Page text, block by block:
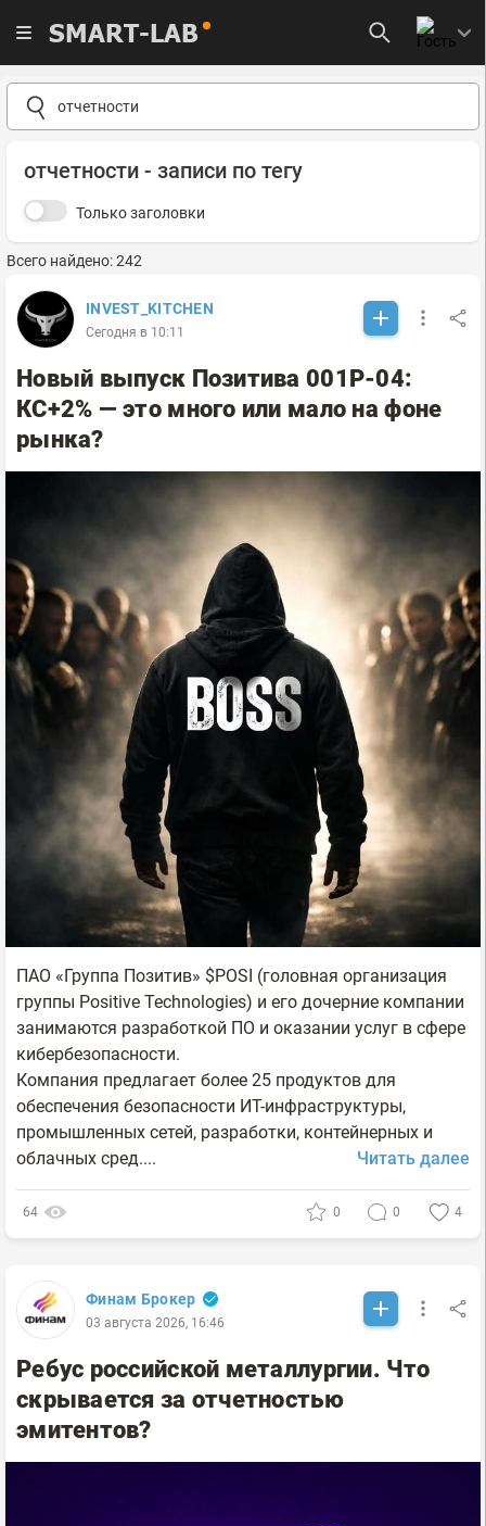
SMART-LAB
отчетности - записи по тегу
Только заголовки
Всего найдено: 242
INVEST_KITCHEN
Сегодня в 10:11
Новый выпуск Позитива 001P-04:
КС+2% — это много или мало на фоне
рынка?
ПАО «Группа Позитив» $POSI (головная организация
группы Positive Technologies) и его дочерние компании
занимаются разработкой ПО и оказании услуг в сфере
кибербезопасности.
Компания предлагает более 25 продуктов для
обеспечения безопасности ИТ-инфраструктуры,
промышленных сетей, разработки, контейнерных и
облачных сред....
Читать далее
64 0 0 4
Финам Брокер
03 августа 2026, 16:46
Ребус российской металлургии. Что
скрывается за отчетностью
эмитентов?